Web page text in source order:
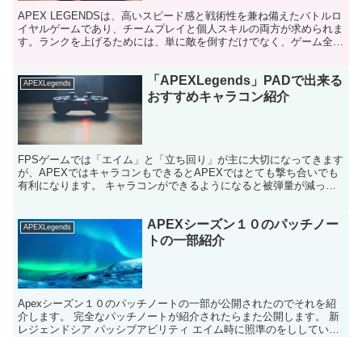
APEX LEGENDSは、高いスピード感と戦術性を兼ね備えたバトルロ
イヤルゲームであり、チームプレイと個人スキルの両方が求められま
す。ランクを上げるためには、単に敵を倒すだけでなく、ゲーム全体
APEXLegends
「APEXLegends」PADで出来る
おすすめキャラコン紹介
FPSゲームでは「エイム」と「立ち回り」が主に大切になってきます
が、APEXではキャラコンもできるとAPEXではとても撃ち合いでも
有利になります。 キャラコンができるようになると被弾量が減った
APEXLegends
APEXシーズン１０のパッチノー
トの一部紹介
Apexシーズン１０のパッチノートの一部が公開されたのでそれを紹
介します。 完全なパッチノートが紹介されたらまた公開します。 新
レジェンドシア パッシブアビリティ エイム時に照準のをししている